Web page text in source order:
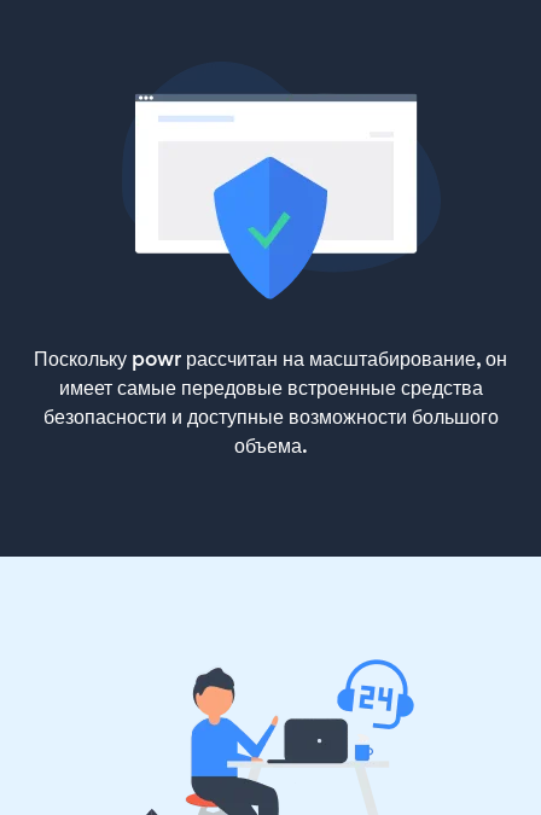
Поскольку powr рассчитан на масштабирование, он
имеет самые передовые встроенные средства
безопасности и доступные возможности большого
объема.